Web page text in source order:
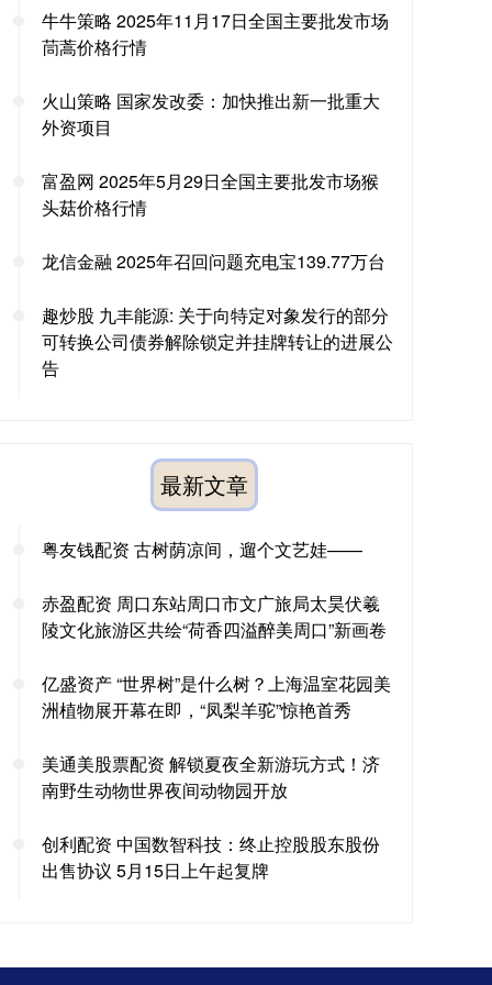
牛牛策略 2025年11月17日全国主要批发市场
茼蒿价格行情
火山策略 国家发改委：加快推出新一批重大
外资项目
富盈网 2025年5月29日全国主要批发市场猴
头菇价格行情
龙信金融 2025年召回问题充电宝139.77万台
趣炒股 九丰能源: 关于向特定对象发行的部分
可转换公司债券解除锁定并挂牌转让的进展公
告
最新文章
粤友钱配资 古树荫凉间，遛个文艺娃——
赤盈配资 周口东站周口市文广旅局太昊伏羲
陵文化旅游区共绘“荷香四溢醉美周口”新画卷
亿盛资产 “世界树”是什么树？上海温室花园美
洲植物展开幕在即，“凤梨羊驼”惊艳首秀
美通美股票配资 解锁夏夜全新游玩方式！济
南野生动物世界夜间动物园开放
创利配资 中国数智科技：终止控股股东股份
出售协议 5月15日上午起复牌